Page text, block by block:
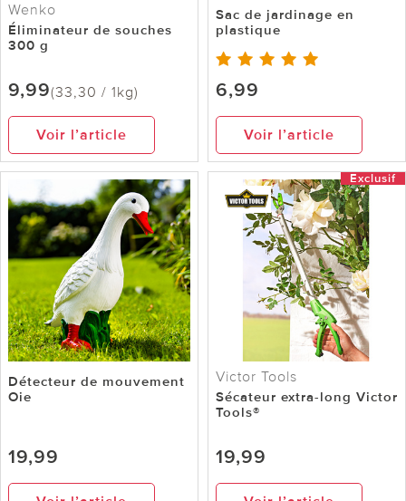
Wenko
Éliminateur de souches
300 g
9,99(33,30 / 1kg)
Voir l’article
Sac de jardinage en
plastique
6,99
Voir l’article
Détecteur de mouvement
Oie
19,99
Exclusif
Victor Tools
Sécateur extra-long Victor
Tools®
19,99